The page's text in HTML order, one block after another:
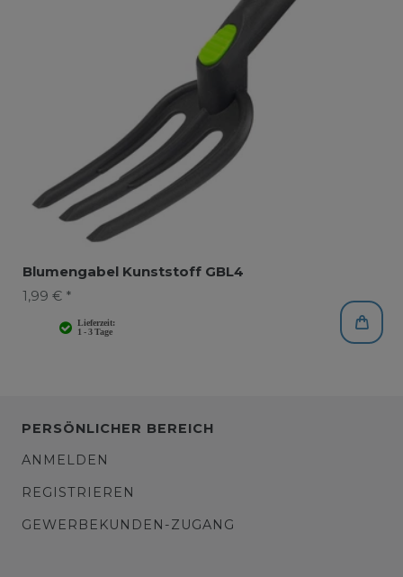
Blumengabel Kunststoff GBL4
1,99 € *
PERSÖNLICHER BEREICH
ANMELDEN
REGISTRIEREN
GEWERBEKUNDEN-ZUGANG